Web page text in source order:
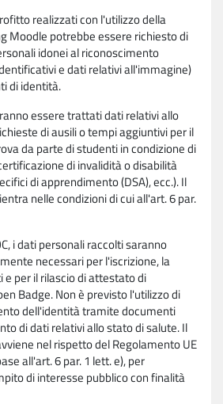
realizzati con l'utilizzo della
Moodle potrebbe essere richiesto di
idonei al riconoscimento
e dati relativi all'immagine)
di identità.
essere trattati dati relativi allo
di ausili o tempi aggiuntivi per il
da parte di studenti in condizione di
di invalidità o disabilità
di apprendimento (DSA), ecc.). Il
nelle condizioni di cui all'art. 6 par.
i dati personali raccolti saranno
necessari per l'iscrizione, la
per il rilascio di attestato di
Badge. Non è previsto l'utilizzo di
dell'identità tramite documenti
di dati relativi allo stato di salute. Il
nel rispetto del Regolamento UE
all'art. 6 par. 1 lett. e), per
di interesse pubblico con finalità